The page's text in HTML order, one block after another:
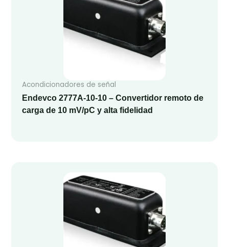
Acondicionadores de señal
Endevco 2777A-10-10 – Convertidor remoto de
carga de 10 mV/pC y alta fidelidad